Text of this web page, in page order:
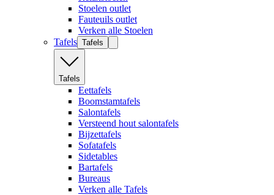
Stoelen outlet
Fauteuils outlet
Verken alle Stoelen
Tafels Tafels
Tafels
Eettafels
Boomstamtafels
Salontafels
Versteend hout salontafels
Bijzettafels
Sofatafels
Sidetables
Bartafels
Bureaus
Verken alle Tafels